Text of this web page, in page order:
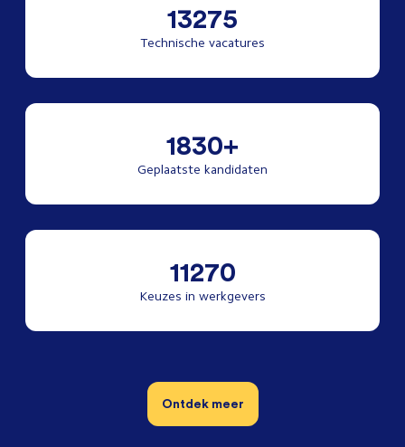
13275
Technische vacatures
1830+
Geplaatste kandidaten
11270
Keuzes in werkgevers
Ontdek meer